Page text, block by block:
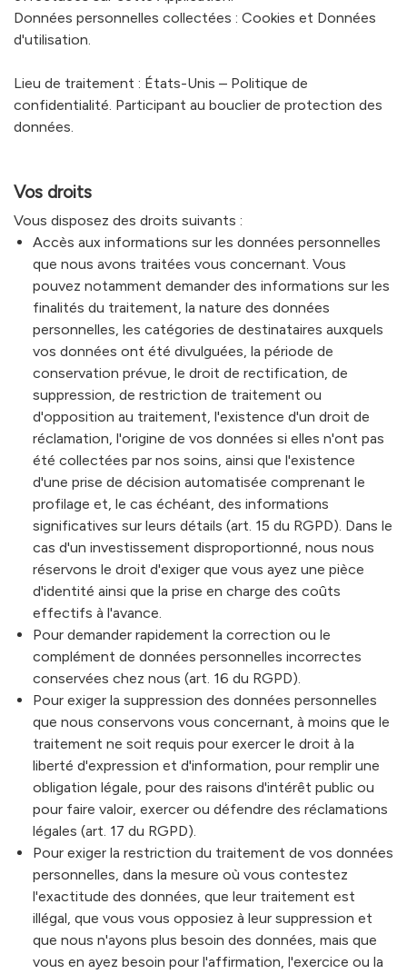
Données personnelles collectées : Cookies et Données
d'utilisation.
Lieu de traitement : États-Unis – Politique de
confidentialité. Participant au bouclier de protection des
données.
Vos droits
Vous disposez des droits suivants :
Accès aux informations sur les données personnelles
que nous avons traitées vous concernant. Vous
pouvez notamment demander des informations sur les
finalités du traitement, la nature des données
personnelles, les catégories de destinataires auxquels
vos données ont été divulguées, la période de
conservation prévue, le droit de rectification, de
suppression, de restriction de traitement ou
d'opposition au traitement, l'existence d'un droit de
réclamation, l'origine de vos données si elles n'ont pas
été collectées par nos soins, ainsi que l'existence
d'une prise de décision automatisée comprenant le
profilage et, le cas échéant, des informations
significatives sur leurs détails (art. 15 du RGPD). Dans le
cas d'un investissement disproportionné, nous nous
réservons le droit d'exiger que vous ayez une pièce
d'identité ainsi que la prise en charge des coûts
effectifs à l'avance.
Pour demander rapidement la correction ou le
complément de données personnelles incorrectes
conservées chez nous (art. 16 du RGPD).
Pour exiger la suppression des données personnelles
que nous conservons vous concernant, à moins que le
traitement ne soit requis pour exercer le droit à la
liberté d'expression et d'information, pour remplir une
obligation légale, pour des raisons d'intérêt public ou
pour faire valoir, exercer ou défendre des réclamations
légales (art. 17 du RGPD).
Pour exiger la restriction du traitement de vos données
personnelles, dans la mesure où vous contestez
l'exactitude des données, que leur traitement est
illégal, que vous vous opposiez à leur suppression et
que nous n'ayons plus besoin des données, mais que
vous en ayez besoin pour l'affirmation, l'exercice ou la